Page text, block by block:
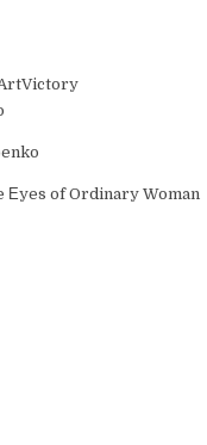
Еyes of Ordinary Woman